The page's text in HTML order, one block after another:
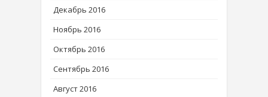
Декабрь 2016
Ноябрь 2016
Октябрь 2016
Сентябрь 2016
Август 2016